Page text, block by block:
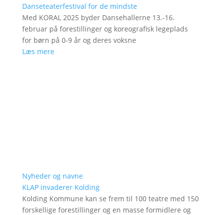
Danseteaterfestival for de mindste
Med KORAL 2025 byder Dansehallerne 13.-16.
februar på forestillinger og koreografisk legeplads
for børn på 0-9 år og deres voksne
Læs mere
Nyheder og navne
KLAP invaderer Kolding
Kolding Kommune kan se frem til 100 teatre med 150
forskellige forestillinger og en masse formidlere og